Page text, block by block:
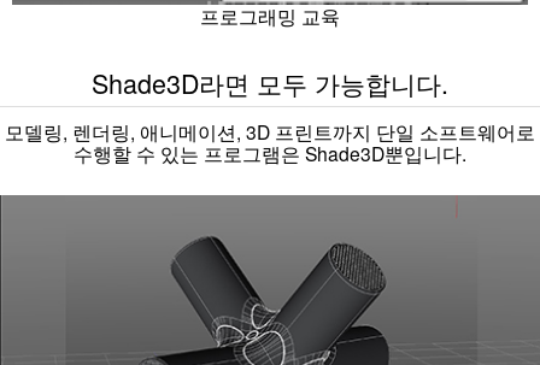
프로그래밍 교육
Shade3D라면 모두 가능합니다.
모델링, 렌더링, 애니메이션, 3D 프린트까지 단일 소프트웨어로
수행할 수 있는 프로그램은 Shade3D뿐입니다.